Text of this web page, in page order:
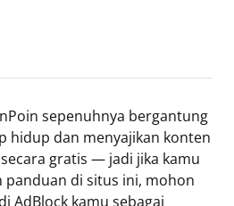
sepenuhnya bergantung
hidup dan menyajikan konten
gratis — jadi jika kamu
di situs ini, mohon
AdBlock kamu sebagai